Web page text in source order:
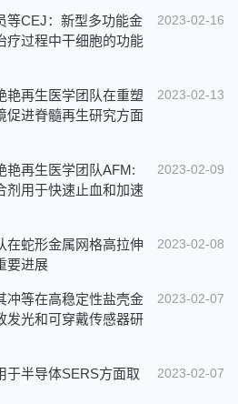
2023-02-16
等CEJ：新型多功能金
疗过程中干细胞的功能
2023-02-13
艳再生医学团队在重塑
促进脊髓再生研究方面
2023-02-09
艳再生医学团队AFM:
剂用于快速止血和加速
2023-02-08
在蛇形金属网格高拉伸
要进展
2023-02-07
冲等在高稳定性盐壳金
发光和可穿戴传感器研
2023-02-07
于半导体SERS方面取